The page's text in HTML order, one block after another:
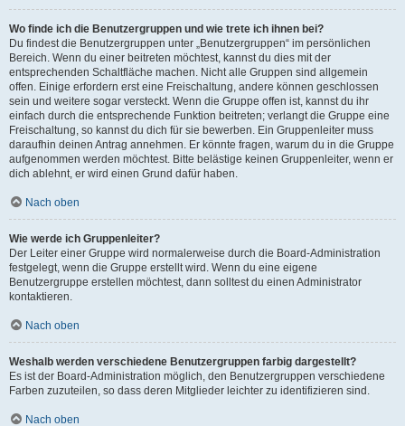
Wo finde ich die Benutzergruppen und wie trete ich ihnen bei?
Du findest die Benutzergruppen unter „Benutzergruppen“ im persönlichen
Bereich. Wenn du einer beitreten möchtest, kannst du dies mit der
entsprechenden Schaltfläche machen. Nicht alle Gruppen sind allgemein
offen. Einige erfordern erst eine Freischaltung, andere können geschlossen
sein und weitere sogar versteckt. Wenn die Gruppe offen ist, kannst du ihr
einfach durch die entsprechende Funktion beitreten; verlangt die Gruppe eine
Freischaltung, so kannst du dich für sie bewerben. Ein Gruppenleiter muss
daraufhin deinen Antrag annehmen. Er könnte fragen, warum du in die Gruppe
aufgenommen werden möchtest. Bitte belästige keinen Gruppenleiter, wenn er
dich ablehnt, er wird einen Grund dafür haben.
Nach oben
Wie werde ich Gruppenleiter?
Der Leiter einer Gruppe wird normalerweise durch die Board-Administration
festgelegt, wenn die Gruppe erstellt wird. Wenn du eine eigene
Benutzergruppe erstellen möchtest, dann solltest du einen Administrator
kontaktieren.
Nach oben
Weshalb werden verschiedene Benutzergruppen farbig dargestellt?
Es ist der Board-Administration möglich, den Benutzergruppen verschiedene
Farben zuzuteilen, so dass deren Mitglieder leichter zu identifizieren sind.
Nach oben